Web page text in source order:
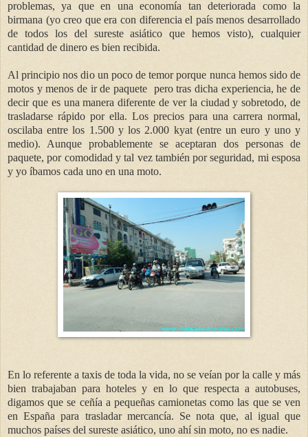
problemas, ya que en una economía tan deteriorada como la
birmana (yo creo que era con diferencia el país menos desarrollado
de todos los del sureste asiático que hemos visto), cualquier
cantidad de dinero es bien recibida.
Al principio nos dio un poco de temor porque nunca hemos sido de
motos y menos de ir de paquete pero tras dicha experiencia, he de
decir que es una manera diferente de ver la ciudad y sobretodo, de
trasladarse rápido por ella. Los precios para una carrera normal,
oscilaba entre los 1.500 y los 2.000 kyat (entre un euro y uno y
medio). Aunque probablemente se aceptaran dos personas de
paquete, por comodidad y tal vez también por seguridad, mi esposa
y yo íbamos cada uno en una moto.
En lo referente a taxis de toda la vida, no se veían por la calle y más
bien trabajaban para hoteles y en lo que respecta a autobuses,
digamos que se ceñía a pequeñas camionetas como las que se ven
en España para trasladar mercancía. Se nota que, al igual que
muchos países del sureste asiático, uno ahí sin moto, no es nadie.